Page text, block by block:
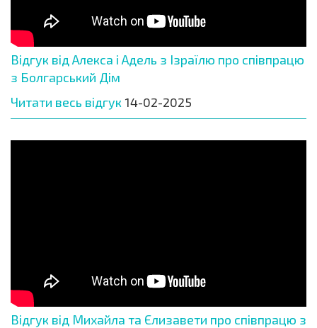
Відгук від Алекса і Адель з Ізраїлю про співпрацю
з Болгарський Дім
Читати весь відгук 14-02-2025
Відгук від Михайла та Єлизавети про співпрацю з